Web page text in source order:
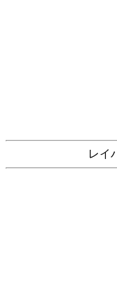
レイ